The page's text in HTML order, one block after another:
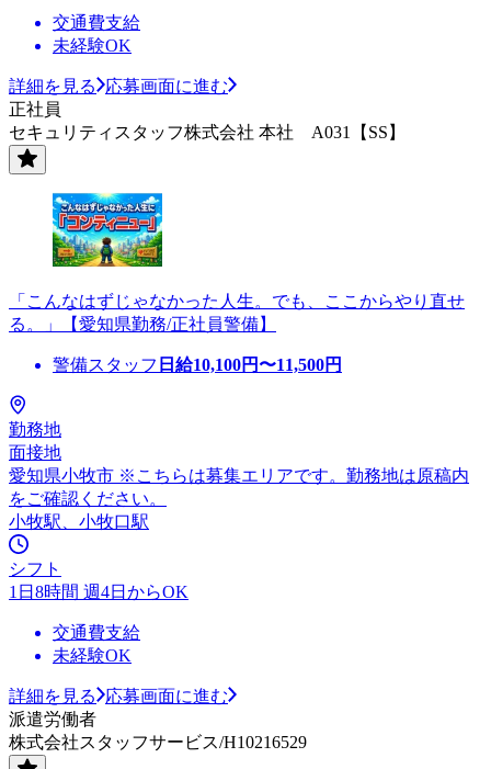
交通費支給
未経験OK
詳細を見る
応募画面に進む
正社員
セキュリティスタッフ株式会社 本社 A031【SS】
「こんなはずじゃなかった人生。でも、ここからやり直せ
る。」【愛知県勤務/正社員警備】
警備スタッフ 日給10,100円〜11,500円
勤務地
面接地
愛知県小牧市 ※こちらは募集エリアです。勤務地は原稿内
をご確認ください。
小牧駅、小牧口駅
シフト
1日8時間 週4日からOK
交通費支給
未経験OK
詳細を見る
応募画面に進む
派遣労働者
株式会社スタッフサービス/H10216529